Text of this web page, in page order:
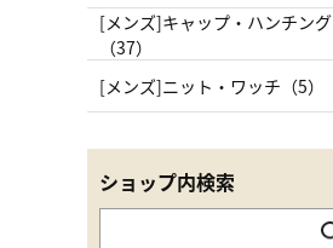
[メンズ]キャップ・ハンチング
（37）
[メンズ]ニット・ワッチ（5）
ショップ内検索